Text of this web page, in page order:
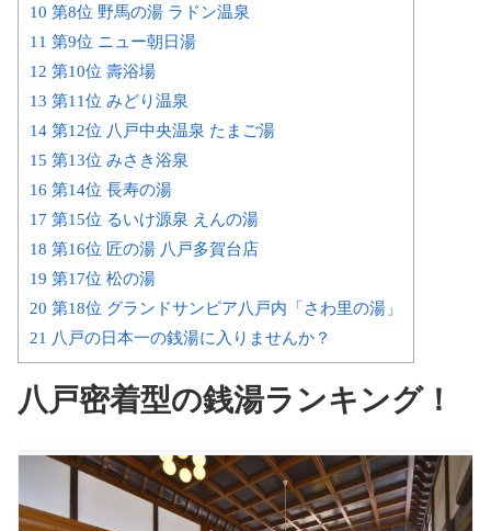
10 第8位 野馬の湯 ラドン温泉
11 第9位 ニュー朝日湯
12 第10位 壽浴場
13 第11位 みどり温泉
14 第12位 八戸中央温泉 たまご湯
15 第13位 みさき浴泉
16 第14位 長寿の湯
17 第15位 るいけ源泉 えんの湯
18 第16位 匠の湯 八戸多賀台店
19 第17位 松の湯
20 第18位 グランドサンピア八戸内「さわ里の湯」
21 八戸の日本一の銭湯に入りませんか？
八戸密着型の銭湯ランキング！